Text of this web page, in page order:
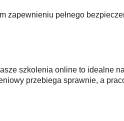
zapewnieniu pełnego
szkolenia online to idealne
przebiega sprawnie, a